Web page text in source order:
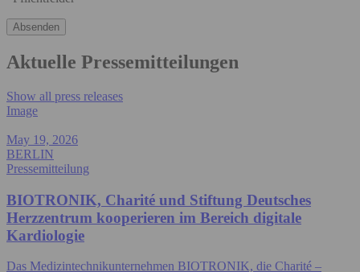
Aktuelle Pressemitteilungen
Show all press releases
Image
May 19, 2026
BERLIN
Pressemitteilung
BIOTRONIK, Charité und Stiftung Deutsches
Herzzentrum kooperieren im Bereich digitale
Kardiologie
Das Medizintechnikunternehmen BIOTRONIK, die Charité –